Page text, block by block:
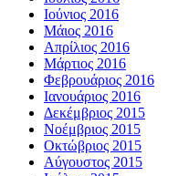
Ιούνιος 2016
Μάιος 2016
Απρίλιος 2016
Μάρτιος 2016
Φεβρουάριος 2016
Ιανουάριος 2016
Δεκέμβριος 2015
Νοέμβριος 2015
Οκτώβριος 2015
Αύγουστος 2015